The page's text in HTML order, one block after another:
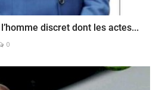
discret dont les actes...
0